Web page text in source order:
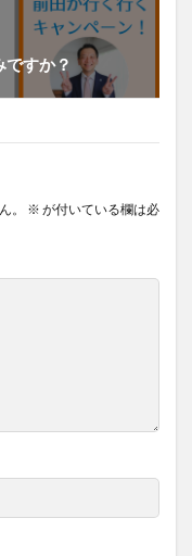
すか？
。 ※ が付いている欄は必